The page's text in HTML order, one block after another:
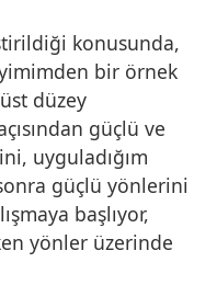
konusunda,
bir örnek
düzey
güçlü ve
uyguladığım
güçlü yönlerini
başlıyor,
yönler üzerinde